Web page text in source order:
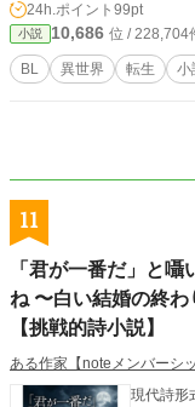
24h.ポイント 99pt
小説 10,686 位 / 228,704
BL 異世界 転生 小
11
「君が一番だ」と
ね 〜白い結婚の終
【挑戦的詩小説】
ある作家【noteメンバーシ
現代詩形